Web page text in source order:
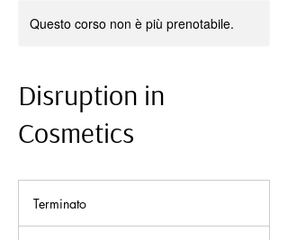
Questo corso non è più prenotabile.
Disruption in
Cosmetics
Terminato